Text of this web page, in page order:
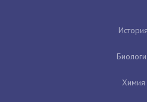
История
Химия